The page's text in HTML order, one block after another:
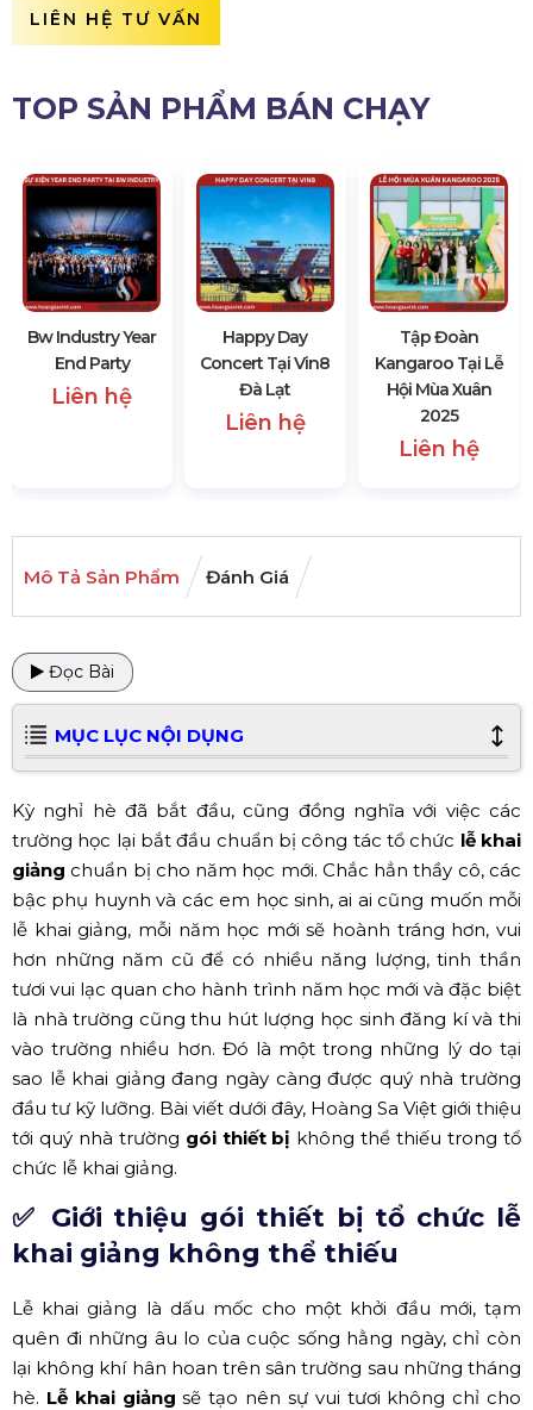
LIÊN HỆ TƯ VẤN
TOP SẢN PHẨM BÁN CHẠY
Bw Industry Year
End Party
Liên hệ
Happy Day
Concert Tại Vin8
Đà Lạt
Liên hệ
Tập Đoàn
Kangaroo Tại Lễ
Hội Mùa Xuân
2025
Liên hệ
Mô Tả Sản Phẩm Đánh Giá
Đọc Bài
MỤC LỤC NỘI DỤNG
Kỳ nghỉ hè đã bắt đầu, cũng đồng nghĩa với việc các
trường học lại bắt đầu chuẩn bị công tác tổ chức lễ khai
giảng chuẩn bị cho năm học mới. Chắc hẳn thầy cô, các
bậc phụ huynh và các em học sinh, ai ai cũng muốn mỗi
lễ khai giảng, mỗi năm học mới sẽ hoành tráng hơn, vui
hơn những năm cũ để có nhiều năng lượng, tinh thần
tươi vui lạc quan cho hành trình năm học mới và đặc biệt
là nhà trường cũng thu hút lượng học sinh đăng kí và thi
vào trường nhiều hơn. Đó là một trong những lý do tại
sao lễ khai giảng đang ngày càng được quý nhà trường
đầu tư kỹ lưỡng. Bài viết dưới đây, Hoàng Sa Việt giới thiệu
tới quý nhà trường gói thiết bị không thể thiếu trong tổ
chức lễ khai giảng.
✅ Giới thiệu gói thiết bị tổ chức lễ
khai giảng không thể thiếu
Lễ khai giảng là dấu mốc cho một khởi đầu mới, tạm
quên đi những âu lo của cuộc sống hằng ngày, chỉ còn
lại không khí hân hoan trên sân trường sau những tháng
hè. Lễ khai giảng sẽ tạo nên sự vui tươi không chỉ cho